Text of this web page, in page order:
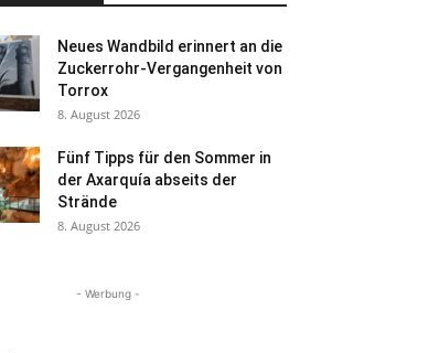
Neues Wandbild erinnert an die
Zuckerrohr-Vergangenheit von
Torrox
8. August 2026
Fünf Tipps für den Sommer in
der Axarquía abseits der
Strände
8. August 2026
- Werbung -